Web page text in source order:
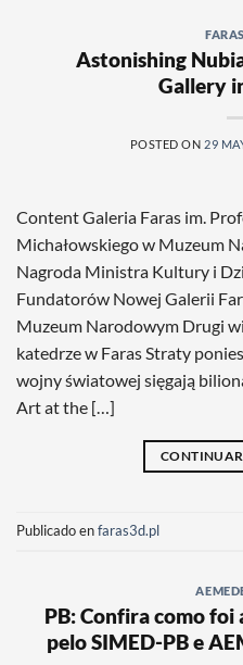
Astonishing
Gallery
POSTED ON 29
Content Galeria Faras im.
Michałowskiego w Muzeum
Nagroda Ministra Kultury i
Fundatorów Nowej Galerii
Muzeum Narodowym Drugi
katedrze w Faras Straty
wojny światowej sięgają
Art at the […]
Publicado enfaras3d.pl
PB: Confira como foi
pelo SIMED-PB e